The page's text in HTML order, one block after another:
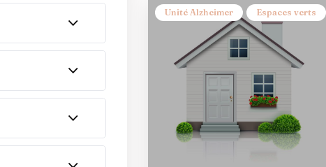
Unité Alzheimer Espaces verts